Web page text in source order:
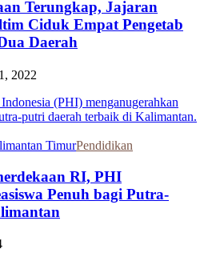
Terungkap, Jajaran
Ciduk Empat Pengetab
Daerah
2022
TimurPendidikan
RI, PHI
Penuh bagi Putra-